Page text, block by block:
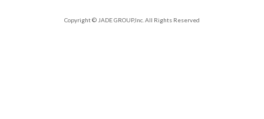
Copyright © JADE GROUP,Inc. All Rights Reserved